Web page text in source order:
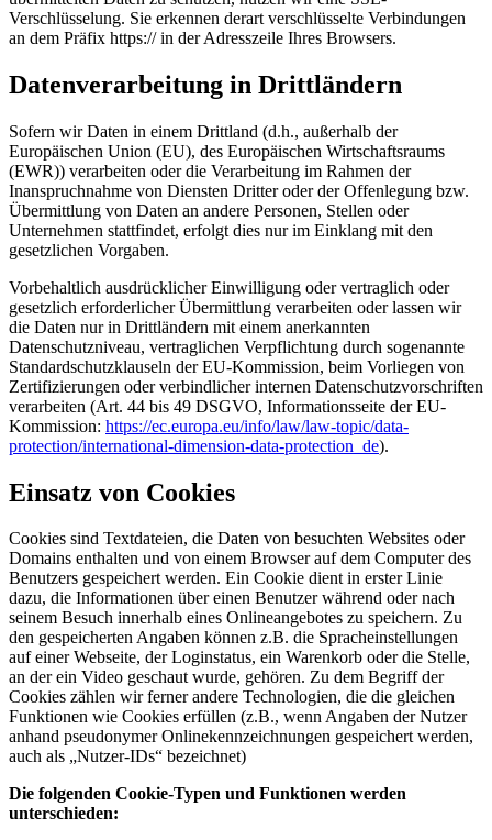
Verschlüsselung. Sie erkennen derart verschlüsselte Verbindungen
an dem Präfix https:// in der Adresszeile Ihres Browsers.
Datenverarbeitung in Drittländern
Sofern wir Daten in einem Drittland (d.h., außerhalb der
Europäischen Union (EU), des Europäischen Wirtschaftsraums
(EWR)) verarbeiten oder die Verarbeitung im Rahmen der
Inanspruchnahme von Diensten Dritter oder der Offenlegung bzw.
Übermittlung von Daten an andere Personen, Stellen oder
Unternehmen stattfindet, erfolgt dies nur im Einklang mit den
gesetzlichen Vorgaben.
Vorbehaltlich ausdrücklicher Einwilligung oder vertraglich oder
gesetzlich erforderlicher Übermittlung verarbeiten oder lassen wir
die Daten nur in Drittländern mit einem anerkannten
Datenschutzniveau, vertraglichen Verpflichtung durch sogenannte
Standardschutzklauseln der EU-Kommission, beim Vorliegen von
Zertifizierungen oder verbindlicher internen Datenschutzvorschriften
verarbeiten (Art. 44 bis 49 DSGVO, Informationsseite der EU-
Kommission: https://ec.europa.eu/info/law/law-topic/data-
protection/international-dimension-data-protection_de).
Einsatz von Cookies
Cookies sind Textdateien, die Daten von besuchten Websites oder
Domains enthalten und von einem Browser auf dem Computer des
Benutzers gespeichert werden. Ein Cookie dient in erster Linie
dazu, die Informationen über einen Benutzer während oder nach
seinem Besuch innerhalb eines Onlineangebotes zu speichern. Zu
den gespeicherten Angaben können z.B. die Spracheinstellungen
auf einer Webseite, der Loginstatus, ein Warenkorb oder die Stelle,
an der ein Video geschaut wurde, gehören. Zu dem Begriff der
Cookies zählen wir ferner andere Technologien, die die gleichen
Funktionen wie Cookies erfüllen (z.B., wenn Angaben der Nutzer
anhand pseudonymer Onlinekennzeichnungen gespeichert werden,
auch als „Nutzer-IDs“ bezeichnet)
Die folgenden Cookie-Typen und Funktionen werden
unterschieden: